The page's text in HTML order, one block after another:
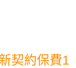
契約保費1